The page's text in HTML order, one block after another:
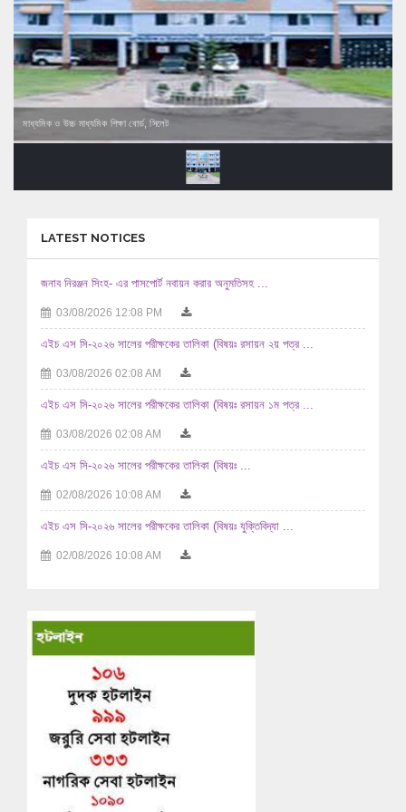
মাধ্যমিক ও উচ্চ মাধ্যমিক শিক্ষা বোর্ড, সিলেট
LATEST NOTICES
জনাব নিরঞ্জন সিংহ- এর পাসপোর্ট নবায়ন করার অনুমতিসহ ...
03/08/2026 12:08 PM
এইচ এস সি-২০২৬ সালের পরীক্ষকের তালিকা (বিষয়ঃ রসায়ন ২য় পত্র ...
03/08/2026 02:08 AM
এইচ এস সি-২০২৬ সালের পরীক্ষকের তালিকা (বিষয়ঃ রসায়ন ১ম পত্র ...
03/08/2026 02:08 AM
এইচ এস সি-২০২৬ সালের পরীক্ষকের তালিকা (বিষয়ঃ ...
02/08/2026 10:08 AM
এইচ এস সি-২০২৬ সালের পরীক্ষকের তালিকা (বিষয়ঃ যুক্তিবিদ্যা ...
02/08/2026 10:08 AM
এইচ এস সি-২০২৬ সালের পরীক্ষকের তালিকা (বিষয়ঃ ...
29/07/2026 04:07 AM
এইচ এস সি-২০২৬ সালের পরীক্ষকের তালিকা (বিষয়ঃ হিসাববিজ্ঞান ...
29/07/2026 04:07 AM
এইচ এস সি-২০২৬ সালের পরীক্ষকের তালিকা (বিষয়ঃ হিসাববিজ্ঞান ...
29/07/2026 04:07 AM